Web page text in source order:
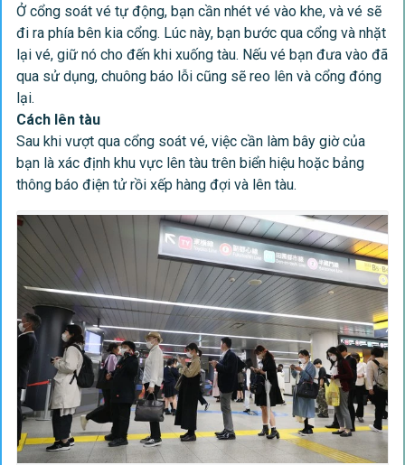
Ở cổng soát vé tự động, bạn cần nhét vé vào khe, và vé sẽ
đi ra phía bên kia cổng. Lúc này, bạn bước qua cổng và nhặt
lại vé, giữ nó cho đến khi xuống tàu. Nếu vé bạn đưa vào đã
qua sử dụng, chuông báo lỗi cũng sẽ reo lên và cổng đóng
lại.
Cách lên tàu
Sau khi vượt qua cổng soát vé, việc cần làm bây giờ của
bạn là xác định khu vực lên tàu trên biển hiệu hoặc bảng
thông báo điện tử rồi xếp hàng đợi và lên tàu.